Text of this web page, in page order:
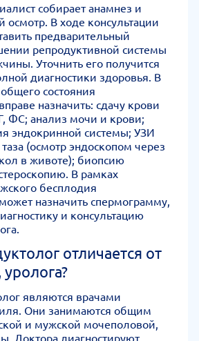
собирает анамнез и
В ходе консультации
предварительный
репродуктивной системы
Уточнить его получится
диагностики здоровья. В
состояния
назначить: сдачу крови
ФС; анализ мочи и крови;
эндокринной системы; УЗИ
(осмотр эндоскопом через
в животе); биопсию
В рамках
бесплодия
назначить спермограмму,
и консультацию
отличается от
уролога?
являются врачами
Они занимаются общим
и мужской мочеполовой,
Доктора диагностируют,